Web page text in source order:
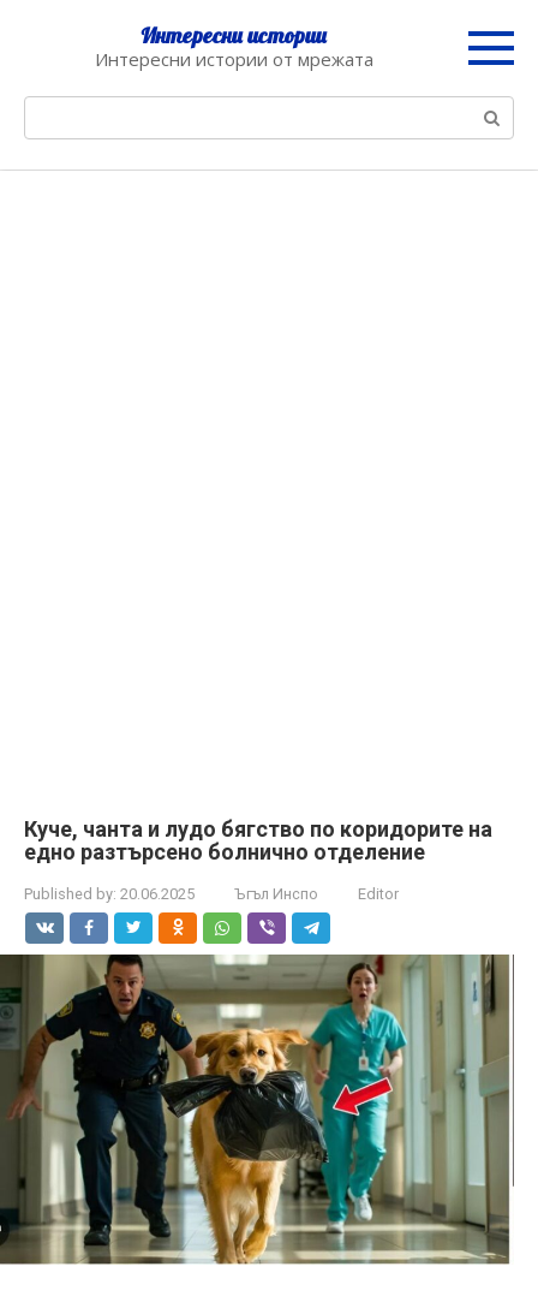
Интересни истории
Интересни истории от мрежата
Куче, чанта и лудо бягство по коридорите на
едно разтърсено болнично отделение
Published by: 20.06.2025 Ъгъл Инспо Editor